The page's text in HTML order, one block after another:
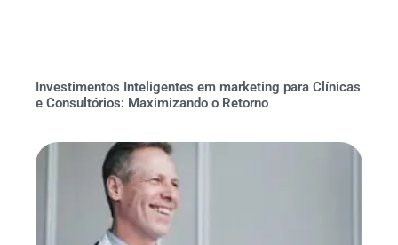
Investimentos Inteligentes em marketing para Clínicas
e Consultórios: Maximizando o Retorno